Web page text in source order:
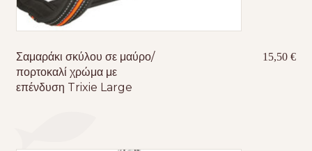
Σαμαράκι σκύλου σε μαύρο/
πορτοκαλί χρώμα με
επένδυση Trixie Large
15,50€